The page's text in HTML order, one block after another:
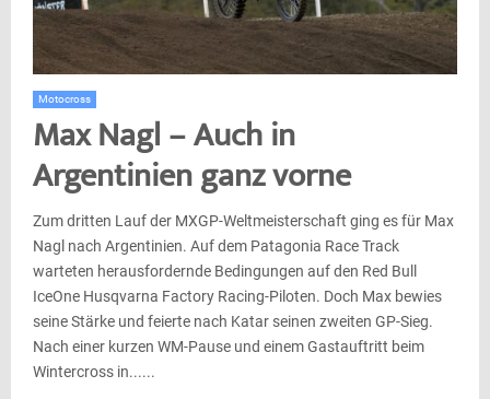
Motocross
Max Nagl – Auch in
Argentinien ganz vorne
Zum dritten Lauf der MXGP-Weltmeisterschaft ging es für Max
Nagl nach Argentinien. Auf dem Patagonia Race Track
warteten herausfordernde Bedingungen auf den Red Bull
IceOne Husqvarna Factory Racing-Piloten. Doch Max bewies
seine Stärke und feierte nach Katar seinen zweiten GP-Sieg.
Nach einer kurzen WM-Pause und einem Gastauftritt beim
Wintercross in......